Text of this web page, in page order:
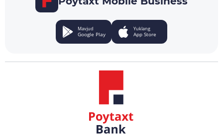
Mavjud
Google Play
Yuklang
App Store